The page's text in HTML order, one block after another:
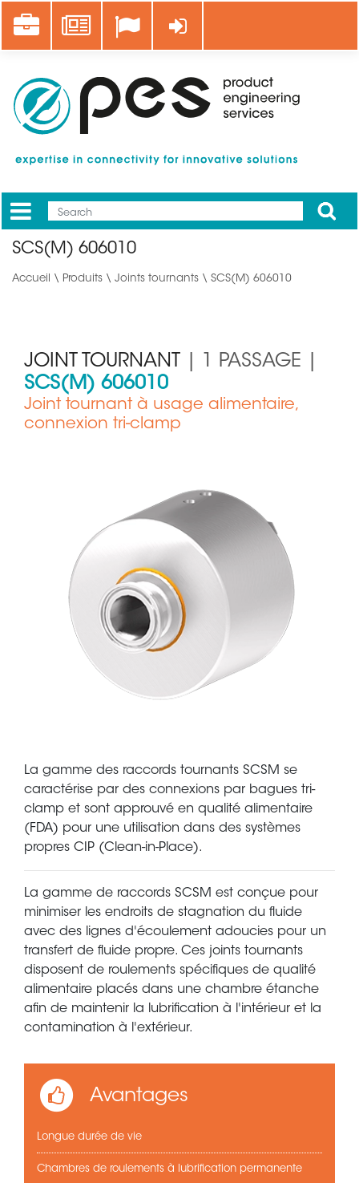
au
contenu
Career News Se connecter
Mobile
Main
Apply
SCS(M) 606010
Accueil \ Produits \ Joints tournants \ SCS(M) 606010
JOINT TOURNANT
| 1 PASSAGE |
SCS(M) 606010
Joint tournant à usage alimentaire,
connexion tri-clamp
La gamme des raccords tournants SCSM se
caractérise par des connexions par bagues tri-
clamp et sont approuvé en qualité alimentaire
(FDA) pour une utilisation dans des systèmes
propres CIP (Clean-in-Place).
La gamme de raccords SCSM est conçue pour
minimiser les endroits de stagnation du fluide
avec des lignes d'écoulement adoucies pour un
transfert de fluide propre. Ces joints tournants
disposent de roulements spécifiques de qualité
alimentaire placés dans une chambre étanche
afin de maintenir la lubrification à l'intérieur et la
contamination à l'extérieur.
Avantages
Longue durée de vie
Chambres de roulements à lubrification permanente